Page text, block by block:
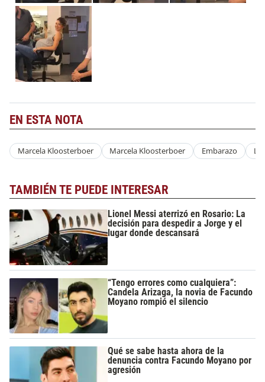
EN ESTA NOTA
Marcela Kloosterboer Marcela Kloosterboer Embarazo
TAMBIÉN TE PUEDE INTERESAR
Lionel Messi aterrizó en Rosario: La
decisión para despedir a Jorge y el
lugar donde descansará
“Tengo errores como cualquiera”:
Candela Arizaga, la novia de Facundo
Moyano rompió el silencio
Qué se sabe hasta ahora de la
denuncia contra Facundo Moyano por
agresión